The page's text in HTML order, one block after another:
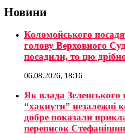
Новини
Коломойського
голову Верховного
посадили, то цю
06.08.2026, 18:16
Як влада Зеленського
“хакнути” незалежні
добре показали
переписок